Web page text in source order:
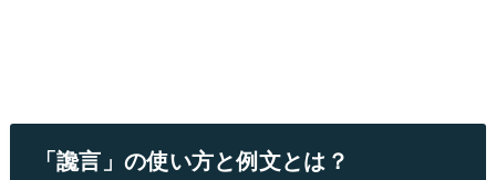
「讒言」の使い方と例文とは？